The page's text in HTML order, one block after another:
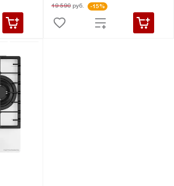
19 590руб. -15%